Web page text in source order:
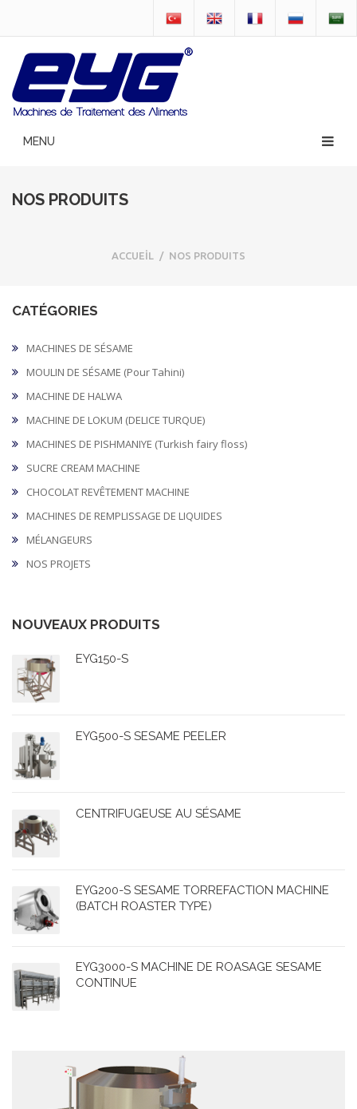
NOS PRODUITS
ACCUEİL / NOS PRODUITS
CATÉGORIES
MACHINES DE SÉSAME
MOULIN DE SÉSAME (Pour Tahini)
MACHINE DE HALWA
MACHINE DE LOKUM (DELICE TURQUE)
MACHINES DE PISHMANIYE (Turkish fairy floss)
SUCRE CREAM MACHINE
CHOCOLAT REVÊTEMENT MACHINE
MACHINES DE REMPLISSAGE DE LIQUIDES
MÉLANGEURS
NOS PROJETS
NOUVEAUX PRODUITS
EYG150-S
EYG500-S SESAME PEELER
CENTRIFUGEUSE AU SÉSAME
EYG200-S SESAME TORREFACTION MACHINE
(BATCH ROASTER TYPE)
EYG3000-S MACHINE DE ROASAGE SESAME
CONTINUE